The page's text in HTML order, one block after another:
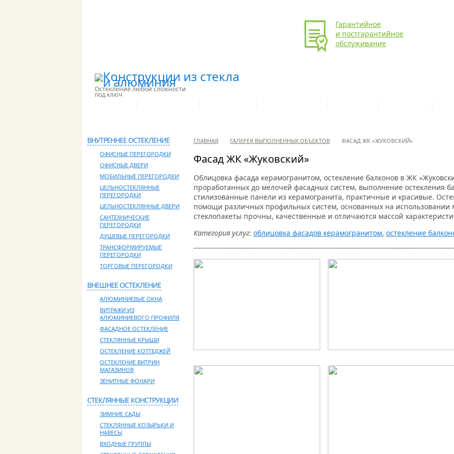
Остекление любой сложности
под ключ
Гарантийное
и постгарантийное
обслуживание
ВНУТРЕННЕЕ ОСТЕКЛЕНИЕ
ОФИСНЫЕ ПЕРЕГОРОДКИ
ОФИСНЫЕ ДВЕРИ
МОБИЛЬНЫЕ ПЕРЕГОРОДКИ
ЦЕЛЬНОСТЕКЛЯННЫЕ
ПЕРЕГОРОДКИ
ЦЕЛЬНОСТЕКЛЯННЫЕ ДВЕРИ
САНТЕХНИЧЕСКИЕ
ПЕРЕГОРОДКИ
ДУШЕВЫЕ ПЕРЕГОРОДКИ
ТРАНСФОРМИРУЕМЫЕ
ПЕРЕГОРОДКИ
ТОРГОВЫЕ ПЕРЕГОРОДКИ
ВНЕШНЕЕ ОСТЕКЛЕНИЕ
АЛЮМИНИЕВЫЕ ОКНА
ВИТРАЖИ ИЗ
АЛЮМИНИЕВОГО ПРОФИЛЯ
ФАСАДНОЕ ОСТЕКЛЕНИЕ
СТЕКЛЯННЫЕ КРЫШИ
ОСТЕКЛЕНИЕ КОТТЕДЖЕЙ
ОСТЕКЛЕНИЕ ВИТРИН
МАГАЗИНОВ
ЗЕНИТНЫЕ ФОНАРИ
СТЕКЛЯННЫЕ КОНСТРУКЦИИ
ЗИМНИЕ САДЫ
СТЕКЛЯННЫЕ КОЗЫРЬКИ И
НАВЕСЫ
ВХОДНЫЕ ГРУППЫ
ГЛАВНАЯ ГАЛЕРЕЯ ВЫПОЛНЕННЫХ ОБЪЕКТОВ ФАСАД ЖК «ЖУКОВСКИЙ»
Фасад ЖК «Жуковский»
Облицовка фасада керамогранитом, остекление балконов в ЖК
проработанных до мелочей фасадных систем, выполнение остекления
стилизованные панели из керамогранита, практичные и красивые.
помощи различных профильных систем, основанных на использовании
стеклопакеты прочны, качественные и отличаются массой
Категория услуг: облицовка фасадов керамогранитом, остекление